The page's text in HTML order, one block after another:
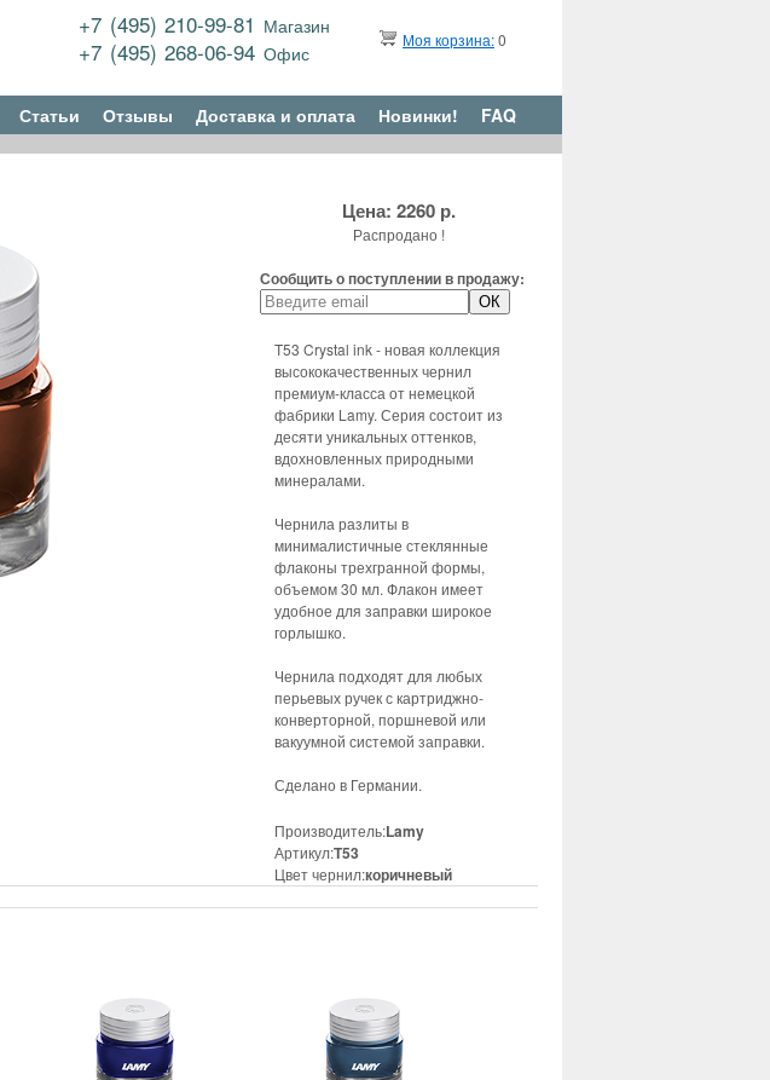
+7 (495) 210-99-81 Магазин
+7 (495) 268-06-94Офис
Моя корзина:0
Статьи Отзывы Доставка и оплата Новинки! FAQ
Цена: 2260 р.
Распродано !
Сообщить о поступлении в продажу:
T53 Crystal ink - новая коллекция
высококачественных чернил
премиум-класса от немецкой
фабрики Lamy. Серия состоит из
десяти уникальных оттенков,
вдохновленных природными
минералами.
Чернила разлиты в
минималистичные стеклянные
флаконы трехгранной формы,
объемом 30 мл. Флакон имеет
удобное для заправки широкое
горлышко.
Чернила подходят для любых
перьевых ручек с картриджно-
конверторной, поршневой или
вакуумной системой заправки.
Сделано в Германии.
Производитель:Lamy
Артикул:T53
Цвет чернил:коричневый